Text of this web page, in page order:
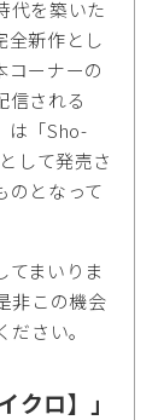
代を築いた
全新作とし
コーナーの
信される
は「Sho-
して発売さ
のとなって
まいりま
非この機会
ださい｡
クロ】」